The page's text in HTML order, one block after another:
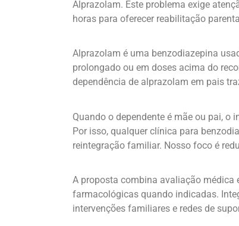
Alprazolam. Este problema exige
horas para oferecer reabilitação
Alprazolam é uma benzodiazepina
prolongado ou em doses acima do
dependência de alprazolam em pais
Quando o dependente é mãe ou pai, o
Por isso, qualquer clínica para
reintegração familiar. Nosso foco é
A proposta combina avaliação médica
farmacológicas quando indicadas.
intervenções familiares e redes de